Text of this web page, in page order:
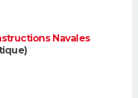
Navales